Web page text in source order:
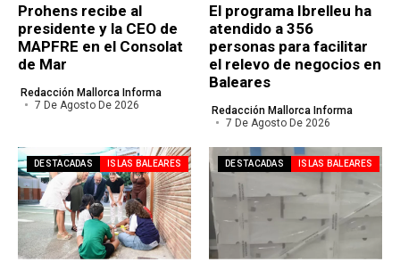
Prohens recibe al
presidente y la CEO de
MAPFRE en el Consolat
de Mar
Redacción Mallorca Informa
7 De Agosto De 2026
El programa Ibrelleu ha
atendido a 356
personas para facilitar
el relevo de negocios en
Baleares
Redacción Mallorca Informa
7 De Agosto De 2026
DESTACADAS ISLAS BALEARES DESTACADAS ISLAS BALEARES